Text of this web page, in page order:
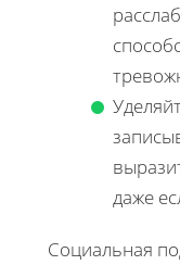
даже
Социальная